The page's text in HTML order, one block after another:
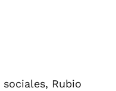
sociales, Rubio